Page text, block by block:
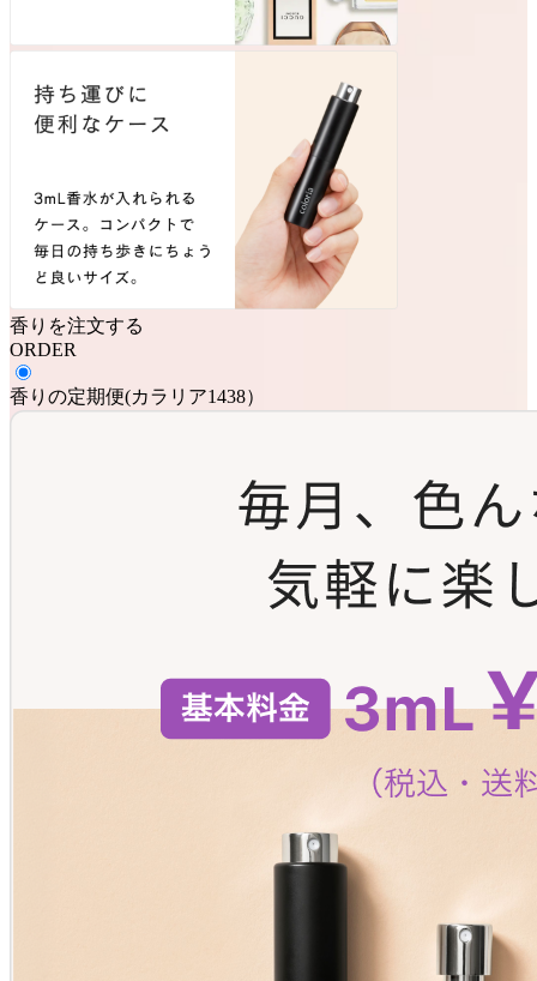
香りを注文する
ORDER
香りの定期便(カラリア1438）